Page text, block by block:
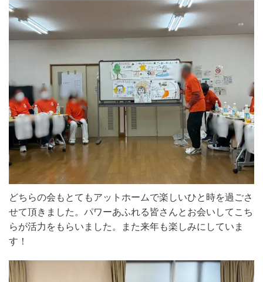
どちらの会もとてもアットホームで楽しいひと時を過ごさ
せて頂きました。パワーあふれる皆さんとお会いしてこち
らが活力をもらいました。また来年も楽しみにしていま
す！